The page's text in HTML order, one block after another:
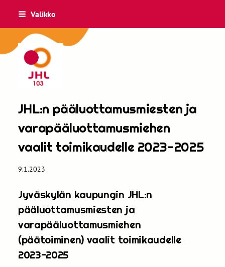
Siirry
sisältöön
Valikko
JHL 103
JHL:n pääluottamusmiesten ja
varapääluottamusmiehen
vaalit toimikaudelle 2023-2025
9.1.2023
Jyväskylän kaupungin JHL:n
pääluottamusmiesten ja
varapääluottamusmiehen
(päätoiminen) vaalit toimikaudelle
2023-2025